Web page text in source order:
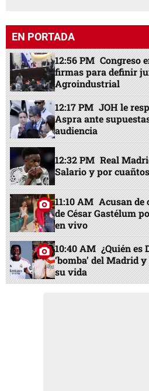
EN PORTADA
12:56 PM Congreso
firmas para definir
Agroindustrial
12:17 PM JOH le
Aspra ante
audiencia
12:32 PM Real
Salario y por
11:10 AM Acusan de
de César Gastélum
en vivo
10:40 AM ¿Quién es
‘bomba’ del Madrid
su vida